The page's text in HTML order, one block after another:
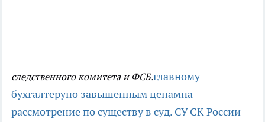
следственного комитета и ФСБ.главному
бухгалтерупо завышенным ценамна
рассмотрение по существу в суд. СУ СК России